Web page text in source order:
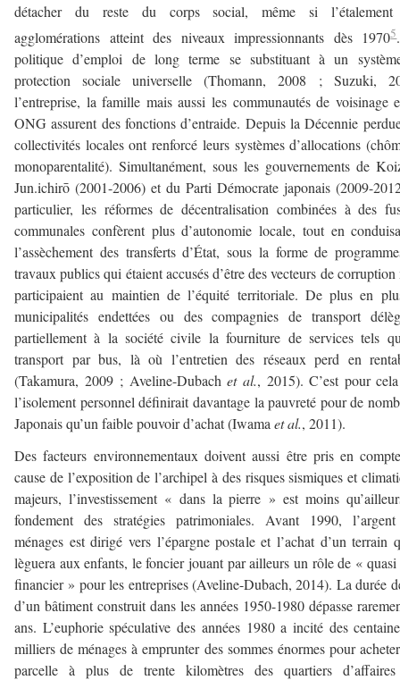
détacher du reste du corps social, même si l’étalement
agglomérations atteint des niveaux impressionnants dès 19705
politique d’emploi de long terme se substituant à un
protection sociale universelle (Thomann, 2008 ; Suzuki,
l’entreprise, la famille mais aussi les communautés de voisinage
ONG assurent des fonctions d’entraide. Depuis la Décennie
collectivités locales ont renforcé leurs systèmes d’allocations
monoparentalité). Simultanément, sous les gouvernements de
Jun.ichirō (2001-2006) et du Parti Démocrate japonais (2009-
particulier, les réformes de décentralisation combinées à des
communales confèrent plus d’autonomie locale, tout en
l’assèchement des transferts d’État, sous la forme de
travaux publics qui étaient accusés d’être des vecteurs de corruption
participaient au maintien de l’équité territoriale. De plus en
municipalités endettées ou des compagnies de transport
partiellement à la société civile la fourniture de services tels
transport par bus, là où l’entretien des réseaux perd en
(Takamura, 2009 ; Aveline-Dubachet al., 2015). C’est pour
l’isolement personnel définirait davantage la pauvreté pour de
Japonais qu’un faible pouvoir d’achat (Iwama et al., 2011).
Des facteurs environnementaux doivent aussi être pris en
cause de l’exposition de l’archipel à des risques sismiques et
majeurs, l’investissement « dans la pierre » est moins
fondement des stratégies patrimoniales. Avant 1990,
ménages est dirigé vers l’épargne postale et l’achat d’un terrain
lèguera aux enfants, le foncier jouant par ailleurs un rôle de «
financier » pour les entreprises (Aveline-Dubach, 2014). La durée
d’un bâtiment construit dans les années 1950-1980 dépasse
ans. L’euphorie spéculative des années 1980 a incité des
milliers de ménages à emprunter des sommes énormes pour
parcelle à plus de trente kilomètres des quartiers